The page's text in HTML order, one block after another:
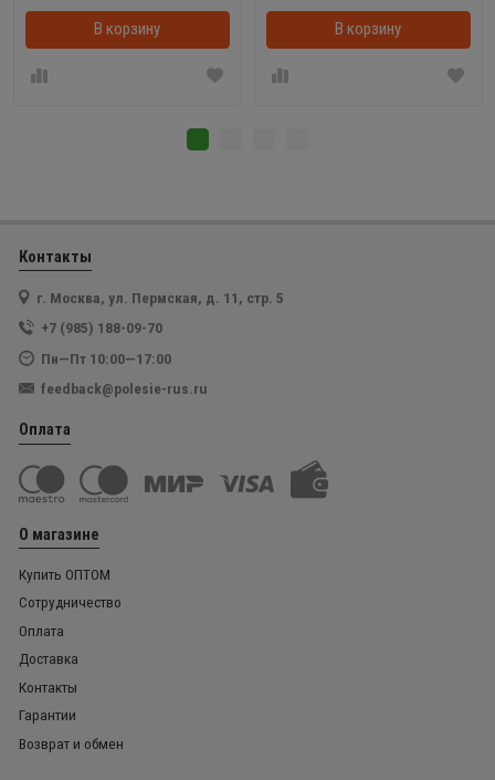
В корзину В корзину
Контакты
г. Москва, ул. Пермская, д. 11, стр. 5
+7 (985) 188-09-70
Пн—Пт 10:00—17:00
feedback@polesie-rus.ru
Оплата
О магазине
Купить ОПТОМ
Сотрудничество
Оплата
Доставка
Контакты
Гарантии
Возврат и обмен